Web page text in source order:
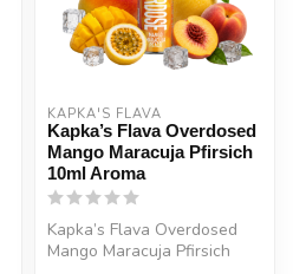
KAPKA'S FLAVA
Kapka’s Flava Overdosed
Mango Maracuja Pfirsich
10ml Aroma
Kapka’s Flava Overdosed
Mango Maracuja Pfirsich